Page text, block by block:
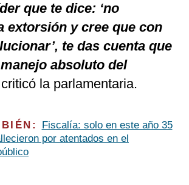
que te dice: ‘no
extorsión y cree que con
te das cuenta que
absoluto del
la parlamentaria.
Fiscalía: solo en este año 35
por atentados en el